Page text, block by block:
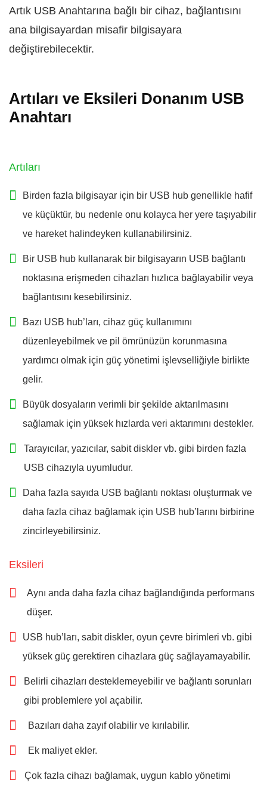
Artık USB Anahtarına bağlı bir cihaz, bağlantısını
ana bilgisayardan misafir bilgisayara
değiştirebilecektir.
Artıları ve Eksileri Donanım USB
Anahtarı
Artıları
Birden fazla bilgisayar için bir USB hub genellikle hafif
ve küçüktür, bu nedenle onu kolayca her yere taşıyabilir
ve hareket halindeyken kullanabilirsiniz.
Bir USB hub kullanarak bir bilgisayarın USB bağlantı
noktasına erişmeden cihazları hızlıca bağlayabilir veya
bağlantısını kesebilirsiniz.
Bazı USB hub’ları, cihaz güç kullanımını
düzenleyebilmek ve pil ömrünüzün korunmasına
yardımcı olmak için güç yönetimi işlevselliğiyle birlikte
gelir.
Büyük dosyaların verimli bir şekilde aktarılmasını
sağlamak için yüksek hızlarda veri aktarımını destekler.
Tarayıcılar, yazıcılar, sabit diskler vb. gibi birden fazla
USB cihazıyla uyumludur.
Daha fazla sayıda USB bağlantı noktası oluşturmak ve
daha fazla cihaz bağlamak için USB hub’larını birbirine
zincirleyebilirsiniz.
Eksileri
Aynı anda daha fazla cihaz bağlandığında performans
düşer.
USB hub’ları, sabit diskler, oyun çevre birimleri vb. gibi
yüksek güç gerektiren cihazlara güç sağlayamayabilir.
Belirli cihazları desteklemeyebilir ve bağlantı sorunları
gibi problemlere yol açabilir.
Bazıları daha zayıf olabilir ve kırılabilir.
Ek maliyet ekler.
Çok fazla cihazı bağlamak, uygun kablo yönetimi